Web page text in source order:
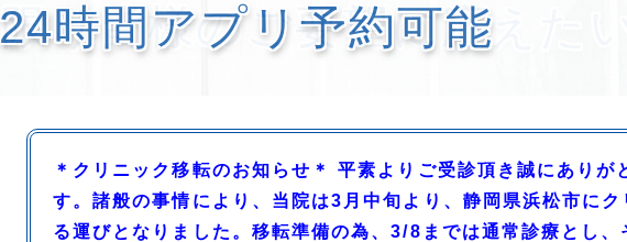
24時間アプリ予約可能
＊クリニック移転のお知らせ＊ 平素よりご受診頂き誠にありが
す。諸般の事情により、当院は3月中旬より、静岡県浜松市にク
る運びとなりました。移転準備の為、3/8までは通常診療とし、